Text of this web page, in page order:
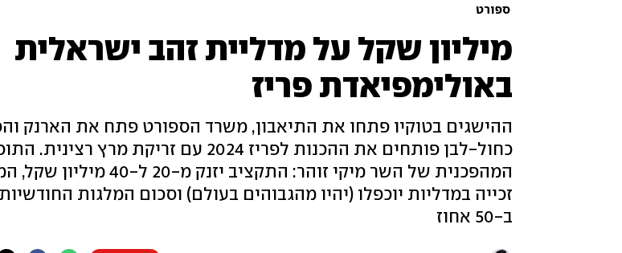
ספורט
מיליון שקל על מדליית זהב ישראלית
באולימפיאדת פריז
ההישגים בטוקיו פתחו את התיאבון, משרד הספורט פתח את הארנק
כחול-לבן פותחים את ההכנות לפריז 2024 עם זריקת מרץ
המהפכנית של השר מיקי זוהר: התקציב יזנק
זכייה במדליות יוכפלו (יהיו מהגבוהים בעולם) וסכום המלגות
ב-50 אחוז